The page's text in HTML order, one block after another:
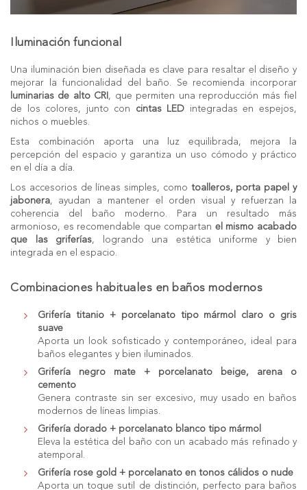
Iluminación funcional
Una iluminación bien diseñada es clave para resaltar el diseño y
mejorar la funcionalidad del baño. Se recomienda incorporar
luminarias de alto CRI , que permiten una reproducción más fiel
de los colores, junto con cintas LED integradas en espejos,
nichos o muebles.
Esta combinación aporta una luz equilibrada, mejora la
percepción del espacio y garantiza un uso cómodo y práctico
en el día a día.
Los accesorios de líneas simples, como toalleros, porta papel y
jabonera, ayudan a mantener el orden visual y refuerzan la
coherencia del baño moderno. Para un resultado más
armonioso, es recomendable que compartan el mismo acabado
que las griferías, logrando una estética uniforme y bien
integrada en el espacio.
Combinaciones habituales en baños modernos
Grifería titanio + porcelanato tipo mármol claro o gris
suave
Aporta un look sofisticado y contemporáneo, ideal para
baños elegantes y bien iluminados.
Grifería negro mate + porcelanato beige, arena o
cemento
Genera contraste sin ser excesivo, muy usado en baños
modernos de líneas limpias.
Grifería dorado + porcelanato blanco tipo mármol
Eleva la estética del baño con un acabado más refinado y
atemporal.
Grifería rose gold + porcelanato en tonos cálidos o nude
Aporta un toque sutil de distinción, perfecto para baños